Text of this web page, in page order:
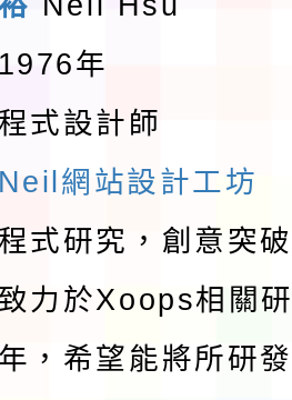
案補助參觀特色
實施計畫」
安中心白海豚
人才培育課程
市115學年度
土語及新住民
各1份
農教育專業人
通訊傳播委員
年
式設計師
Neil網站設計工坊
式研究，創意突
力於Xoops相關
，希望能將所研